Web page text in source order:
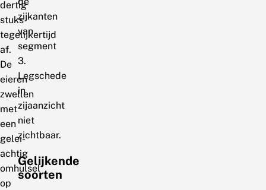
dertig
stuks
tegelijkertijd
af.
De
eieren
zwellen
met
een
gelei-
achtig
omhulsel
op
zijkanten
van
segment
3.
Legschede
in
zijaanzicht
niet
zichtbaar.
Gelijkende
soorten